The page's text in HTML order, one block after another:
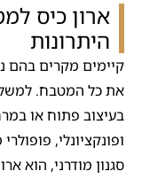
ארון כיס
היתרונות
קיימים מקרים בהם
את כל המטבח.
בעיצוב פתוח או
ופונקציונלי,